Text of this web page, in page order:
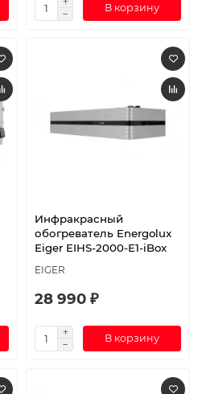
В корзину
Инфракрасный
обогреватель Energolux
Eiger EIHS-2000-E1-iBox
EIGER
28 990 ₽
В корзину